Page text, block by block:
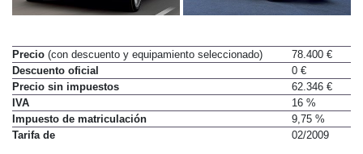
Precio(con descuento y equipamiento seleccionado)
78.400 €
Descuento oficial
0 €
Precio sin impuestos
62.346 €
IVA
16 %
Impuesto de matriculación
9,75 %